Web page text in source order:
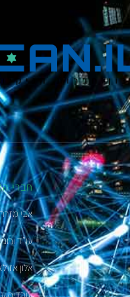
חברי
אבי
עו”ד
אלון